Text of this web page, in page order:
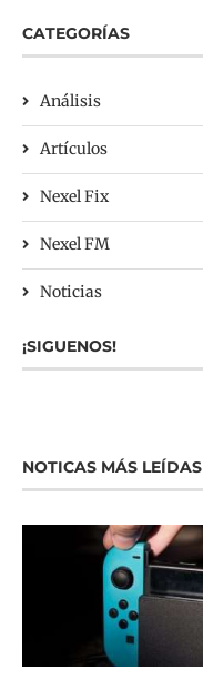
CATEGORÍAS
Análisis
Artículos
Nexel Fix
Nexel FM
Noticias
¡SIGUENOS!
NOTICAS MÁS LEÍDAS